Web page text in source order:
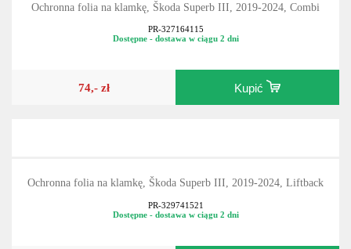
Ochronna folia na klamkę, Škoda Superb III, 2019-2024, Combi
PR-327164115
Dostępne - dostawa w ciągu 2 dni
74,- zł Kupić
Ochronna folia na klamkę, Škoda Superb III, 2019-2024, Liftback
PR-329741521
Dostępne - dostawa w ciągu 2 dni